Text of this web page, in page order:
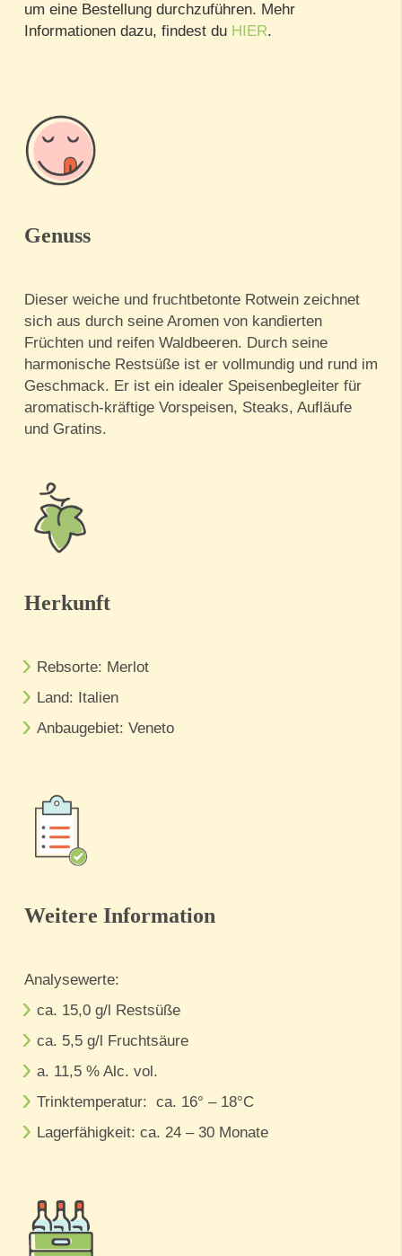
um eine Bestellung durchzuführen. Mehr
Informationen dazu, findest du HIER.
Genuss
Dieser weiche und fruchtbetonte Rotwein zeichnet
sich aus durch seine Aromen von kandierten
Früchten und reifen Waldbeeren. Durch seine
harmonische Restsüße ist er vollmundig und rund im
Geschmack. Er ist ein idealer Speisenbegleiter für
aromatisch-kräftige Vorspeisen, Steaks, Aufläufe
und Gratins.
Herkunft
Rebsorte: Merlot
Land: Italien
Anbaugebiet: Veneto
Weitere Information
Analysewerte:
ca. 15,0 g/l Restsüße
ca. 5,5 g/l Fruchtsäure
a. 11,5 % Alc. vol.
Trinktemperatur: ca. 16° – 18°C
Lagerfähigkeit: ca. 24 – 30 Monate